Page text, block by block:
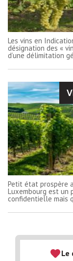
Les vins en
désignation des «
d’une délimitation
Petit état prospère
Luxembourg est un
confidentielle mais
Le